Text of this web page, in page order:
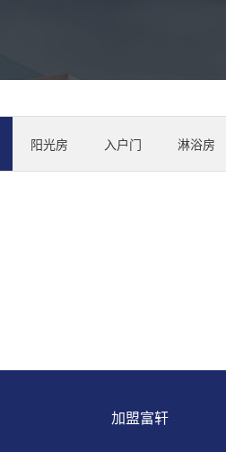
阳光房 入户门 淋浴房
加盟富轩